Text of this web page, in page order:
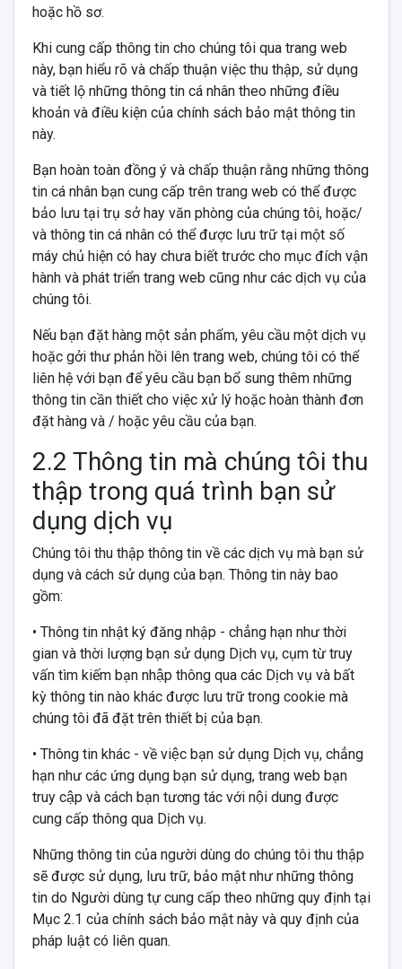
hoặc hồ sơ.
Khi cung cấp thông tin cho chúng tôi qua trang web
này, bạn hiểu rõ và chấp thuận việc thu thập, sử dụng
và tiết lộ những thông tin cá nhân theo những điều
khoản và điều kiện của chính sách bảo mật thông tin
này.
Bạn hoàn toàn đồng ý và chấp thuận rằng những thông
tin cá nhân bạn cung cấp trên trang web có thể được
bảo lưu tại trụ sở hay văn phòng của chúng tôi, hoặc/
và thông tin cá nhân có thể được lưu trữ tại một số
máy chủ hiện có hay chưa biết trước cho mục đích vận
hành và phát triển trang web cũng như các dịch vụ của
chúng tôi.
Nếu bạn đặt hàng một sản phẩm, yêu cầu một dịch vụ
hoặc gởi thư phản hồi lên trang web, chúng tôi có thể
liên hệ với bạn để yêu cầu bạn bổ sung thêm những
thông tin cần thiết cho việc xử lý hoặc hoàn thành đơn
đặt hàng và / hoặc yêu cầu của bạn.
2.2 Thông tin mà chúng tôi thu
thập trong quá trình bạn sử
dụng dịch vụ
Chúng tôi thu thập thông tin về các dịch vụ mà bạn sử
dụng và cách sử dụng của bạn. Thông tin này bao
gồm:
• Thông tin nhật ký đăng nhập - chẳng hạn như thời
gian và thời lượng bạn sử dụng Dịch vụ, cụm từ truy
vấn tìm kiếm bạn nhập thông qua các Dịch vụ và bất
kỳ thông tin nào khác được lưu trữ trong cookie mà
chúng tôi đã đặt trên thiết bị của bạn.
• Thông tin khác - về việc bạn sử dụng Dịch vụ, chẳng
hạn như các ứng dụng bạn sử dụng, trang web bạn
truy cập và cách bạn tương tác với nội dung được
cung cấp thông qua Dịch vụ.
Những thông tin của người dùng do chúng tôi thu thập
sẽ được sử dụng, lưu trữ, bảo mật như những thông
tin do Người dùng tự cung cấp theo những quy định tại
Mục 2.1 của chính sách bảo mật này và quy định của
pháp luật có liên quan.